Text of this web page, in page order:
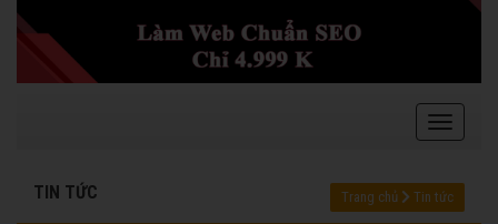
TIN TỨC Trang chủ Tin tức